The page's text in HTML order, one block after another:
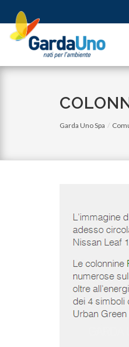
Gardauno
Spa
Garda Uno Spa
martedì 01
Quando
sostenibile